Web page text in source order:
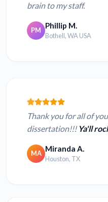
brain to my staff.
PM Phillip M.
Bothell, WA USA
Thank you for all of
dissertation!!! Ya'll
MA Miranda A.
Houston, TX